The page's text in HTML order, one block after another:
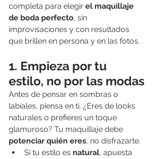
completa para elegir el maquillaje
de boda perfecto, sin
improvisaciones y con resultados
que brillen en persona y en las fotos.
1. Empieza por tu
estilo, no por las modas
Antes de pensar en sombras o
labiales, piensa en ti. ¿Eres de looks
naturales o prefieres un toque
glamuroso? Tu maquillaje debe
potenciar quién eres, no disfrazarte.
Si tu estilo es natural, apuesta